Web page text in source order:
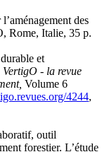
des
Rome, Italie, 35 p.
et
VertigO - la revue
Volume 6
4244,
outil
forestier. L’étude